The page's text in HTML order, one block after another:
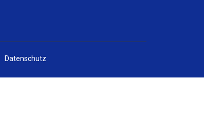
Datenschutz